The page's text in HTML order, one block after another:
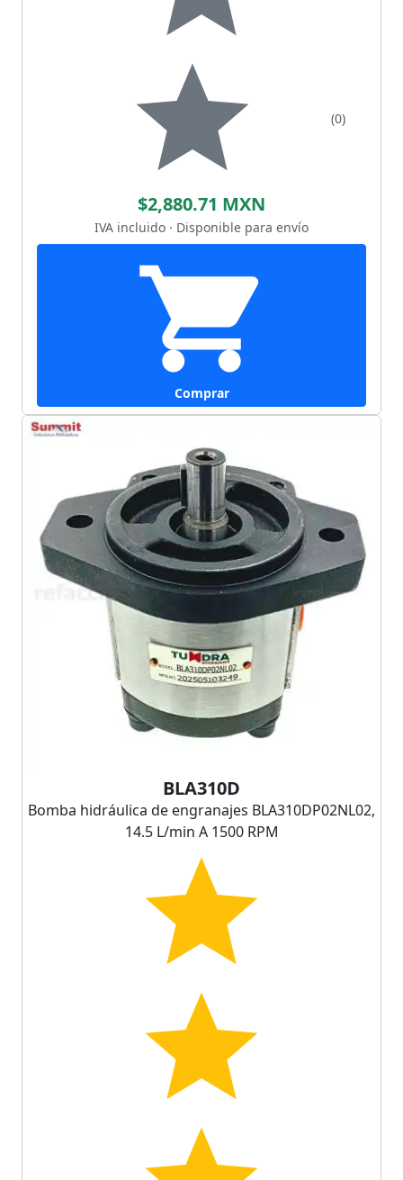
(0)
$2,880.71 MXN
IVA incluido · Disponible para envío
Comprar
BLA310D
Bomba hidráulica de engranajes BLA310DP02NL02,
14.5 L/min A 1500 RPM